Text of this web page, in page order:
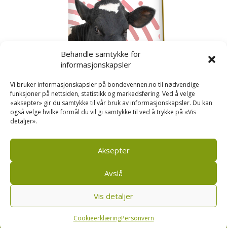
Behandle samtykke for
informasjonskapsler
Vi bruker informasjonskapsler på bondevennen.no til nødvendige
funksjoner på nettsiden, statistikk og markedsføring. Ved å velge
«aksepter» gir du samtykke til vår bruk av informasjonskapsler. Du kan
også velge hvilke formål du vil gi samtykke til ved å trykke på «Vis
detaljer».
Aksepter
Avslå
Vis detaljer
CookieerklæringPersonvern
Kusignal
Bondevennen SA, Pb 208, sentrum, 4001 Stavanger
Personvern og cookies regler